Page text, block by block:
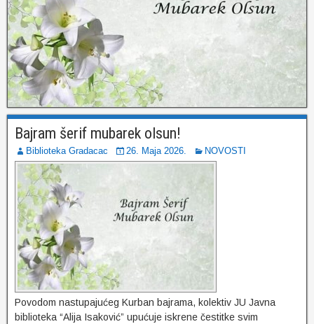
Bajram šerif mubarek olsun!
Biblioteka Gradacac 26. Maja 2026. NOVOSTI
Povodom nastupajućeg Kurban bajrama, kolektiv JU Javna
biblioteka “Alija Isaković” upućuje iskrene čestitke svim